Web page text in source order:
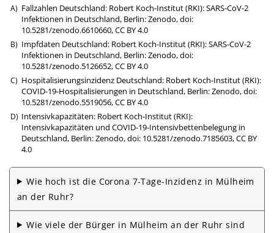
Fallzahlen Deutschland: Robert Koch-Institut (RKI): SARS-CoV-2
Infektionen in Deutschland, Berlin: Zenodo,doi:
10.5281/zenodo.6610660,CC BY 4.0
Impfdaten Deutschland: Robert Koch-Institut (RKI): SARS-CoV-2
Infektionen in Deutschland, Berlin: Zenodo,doi:
10.5281/zenodo.5126652,CC BY 4.0
Hospitalisierungsinzidenz Deutschland: Robert Koch-Institut (RKI):
COVID-19-Hospitalisierungen in Deutschland, Berlin: Zenodo,doi:
10.5281/zenodo.5519056,CC BY 4.0
Intensivkapazitäten: Robert Koch-Institut (RKI):
Intensivkapazitäten und COVID-19-Intensivbettenbelegung in
Deutschland, Berlin: Zenodo,doi: 10.5281/zenodo.7185603,CC BY
4.0
Wie hoch ist die Corona 7-Tage-Inzidenz in Mülheim
an der Ruhr?
Wie viele der Bürger in Mülheim an der Ruhr sind